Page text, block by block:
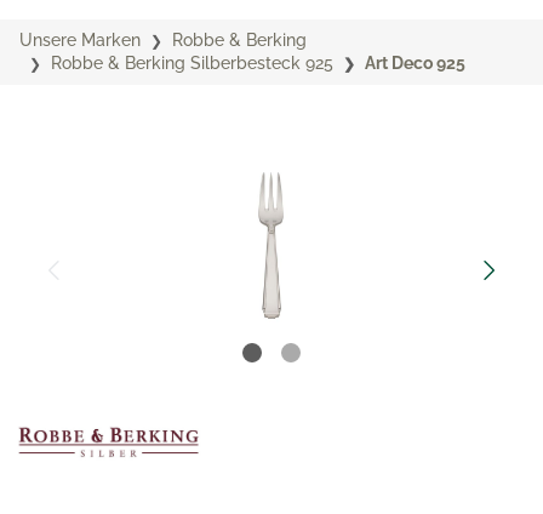
Unsere Marken
Robbe & Berking
Robbe & Berking Silberbesteck 925
Art Deco 925